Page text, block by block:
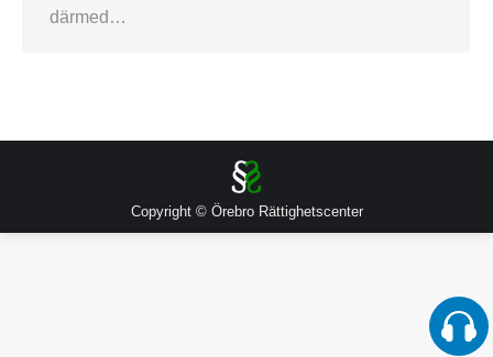
därmed…
Copyright © Örebro Rättighetscenter